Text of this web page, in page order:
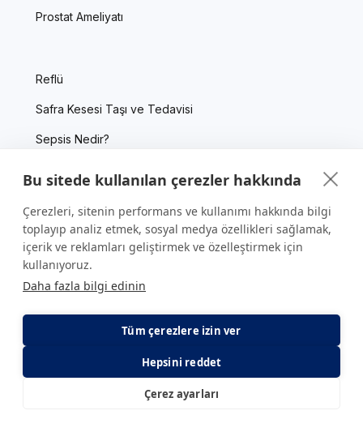
E-Randevu
Prostat Ameliyatı
Reflü
Safra Kesesi Taşı ve Tedavisi
Sepsis Nedir?
Tiroid Nodülleri
Tüp Bebek
Yumurtalık Kanseri
Yutulabilir Mide Balonu
Bu sitede kullanılan çerezler hakkında
Çerezleri, sitenin performans ve kullanımı hakkında bilgi
toplayıp analiz etmek, sosyal medya özellikleri sağlamak,
içerik ve reklamları geliştirmek ve özelleştirmek için
kullanıyoruz.
Daha fazla bilgi edinin
Tüm çerezlere izin ver
Hepsini reddet
Çerez ayarları